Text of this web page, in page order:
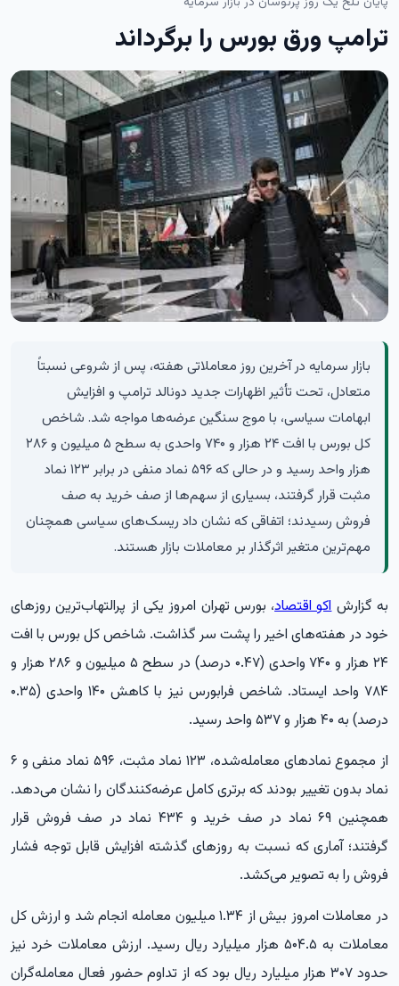
ترامپ ورق بورس را برگرداند
بازار سرمایه در آخرین روز معاملاتی هفته، پس از شروعی نسبتاً
متعادل، تحت تأثیر اظهارات جدید دونالد ترامپ و افزایش
ابهامات سیاسی، با موج سنگین عرضه‌ها مواجه شد. شاخص
کل بورس با افت ۲۴ هزار و ۷۴۰ واحدی به سطح ۵ میلیون و ۲۸۶
هزار واحد رسید و در حالی که ۵۹۶ نماد منفی در برابر ۱۲۳ نماد
مثبت قرار گرفتند، بسیاری از سهم‌ها از صف خرید به صف
فروش رسیدند؛ اتفاقی که نشان داد ریسک‌های سیاسی همچنان
مهم‌ترین متغیر اثرگذار بر معاملات بازار هستند.
به گزارشاکو اقتصاد، بورس تهران امروز یکی از پرالتهاب‌ترین روزهای
خود در هفته‌های اخیر را پشت سر گذاشت. شاخص کل بورس با افت
۲۴ هزار و ۷۴۰ واحدی (۰.۴۷ درصد) در سطح ۵ میلیون و ۲۸۶ هزار و
۷۸۴ واحد ایستاد. شاخص فرابورس نیز با کاهش ۱۴۰ واحدی (۰.۳۵
درصد) به ۴۰ هزار و ۵۳۷ واحد رسید.
از مجموع نمادهای معامله‌شده، ۱۲۳ نماد مثبت، ۵۹۶ نماد منفی و ۶
نماد بدون تغییر بودند که برتری کامل عرضه‌کنندگان را نشان می‌دهد.
همچنین ۶۹ نماد در صف خرید و ۴۳۴ نماد در صف فروش قرار
گرفتند؛ آماری که نسبت به روزهای گذشته افزایش قابل توجه فشار
فروش را به تصویر می‌کشد.
در معاملات امروز بیش از ۱.۳۴ میلیون معامله انجام شد و ارزش کل
معاملات به ۵۰۴.۵ هزار میلیارد ریال رسید. ارزش معاملات خرد نیز
حدود ۳۰۷ هزار میلیارد ریال بود که از تداوم حضور فعال معامله‌گران